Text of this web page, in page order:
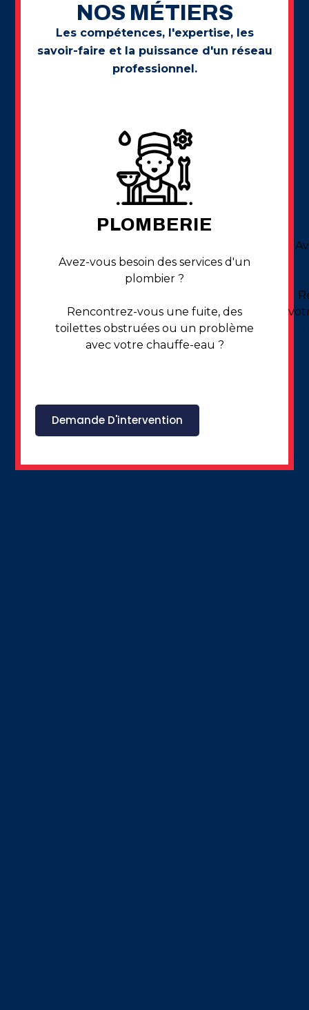
NOS MÉTIERS
Les compétences, l'expertise, les
savoir-faire et la puissance d'un réseau
professionnel.
PLOMBERIE
Avez-vous besoin des services d'un
plombier ?
Rencontrez-vous une fuite, des
toilettes obstruées ou un problème
avec votre chauffe-eau ?
Demande D'intervention